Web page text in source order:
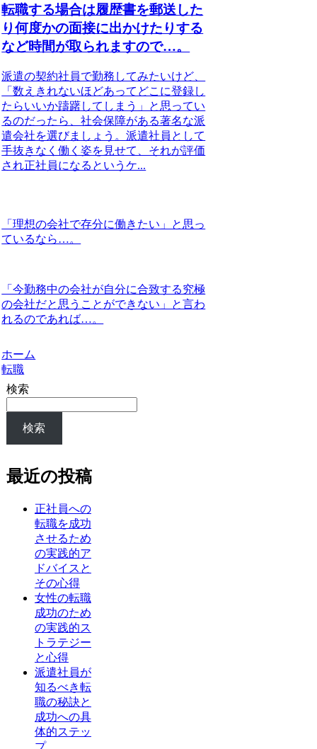
転職する場合は履歴書を郵送した
り何度かの面接に出かけたりする
など時間が取られますので…。
派遣の契約社員で勤務してみたいけど、
「数えきれないほどあってどこに登録し
たらいいか躊躇してしまう」と思ってい
るのだったら、社会保障がある著名な派
遣会社を選びましょう。派遣社員として
手抜きなく働く姿を見せて、それが評価
され正社員になるというケ...
「理想の会社で存分に働きたい」と思っ
ているなら…。
「今勤務中の会社が自分に合致する究極
の会社だと思うことができない」と言わ
れるのであれば…。
ホーム
転職
検索
検索
最近の投稿
正社員への
転職を成功
させるため
の実践的ア
ドバイスと
その心得
女性の転職
成功のため
の実践的ス
トラテジー
と心得
派遣社員が
知るべき転
職の秘訣と
成功への具
体的ステッ
プ